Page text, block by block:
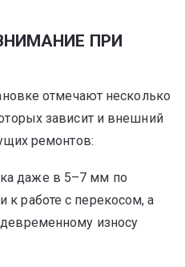
ПРИ
отмечают несколько
зависит и внешний
ремонтов:
даже в 5–7 мм по
работе с перекосом, а
износу